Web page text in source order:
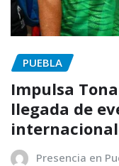
PUEBLA
Impulsa
llegada de
Presencia en